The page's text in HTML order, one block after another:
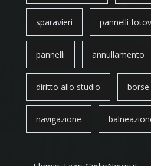
sparavieri pannelli
pannelli annullamento
diritto allo studio
navigazione